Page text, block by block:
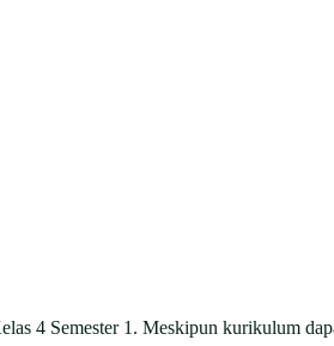
4 Semester 1. Meskipun kurikulum